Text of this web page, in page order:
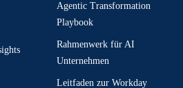
Agentic Transformation
Playbook
Rahmenwerk für AI
Unternehmen
Leitfaden zur Workday